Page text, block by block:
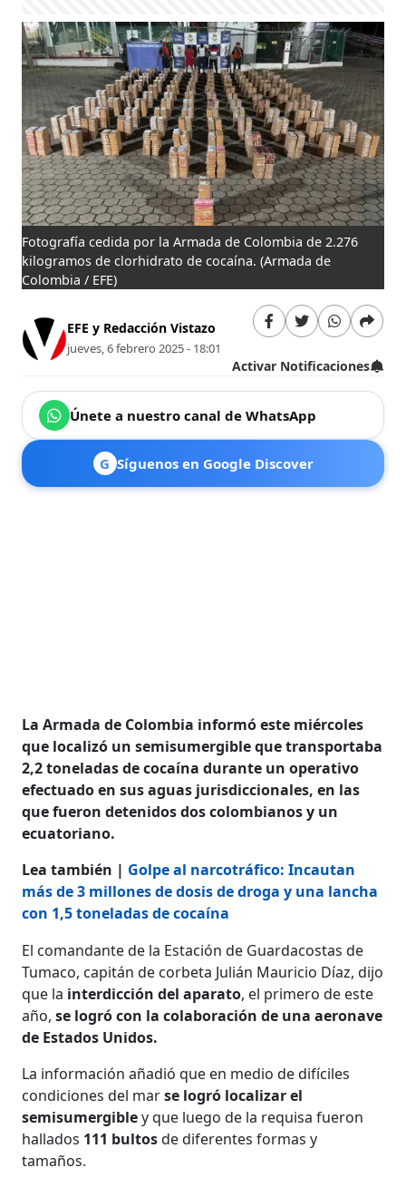
Fotografía cedida por la Armada de Colombia de 2.276
kilogramos de clorhidrato de cocaína. (Armada de
Colombia / EFE)
EFE y Redacción Vistazo
jueves, 6 febrero 2025 - 18:01
Activar Notificaciones
Únete a nuestro canal de WhatsApp
G Síguenos en Google Discover
La Armada de Colombia informó este miércoles
que localizó un semisumergible que transportaba
2,2 toneladas de cocaína durante un operativo
efectuado en sus aguas jurisdiccionales, en las
que fueron detenidos dos colombianos y un
ecuatoriano.
Lea también | Golpe al narcotráfico: Incautan
más de 3 millones de dosis de droga y una lancha
con 1,5 toneladas de cocaína
El comandante de la Estación de Guardacostas de
Tumaco, capitán de corbeta Julián Mauricio Díaz, dijo
que la interdicción del aparato, el primero de este
año,se logró con la colaboración de una aeronave
de Estados Unidos.
La información añadió que en medio de difíciles
condiciones del marse logró localizar el
semisumergibley que luego de la requisa fueron
hallados 111 bultosde diferentes formas y
tamaños.